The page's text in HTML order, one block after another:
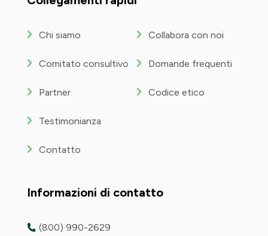
Chi siamo
Comitato consultivo
Partner
Testimonianza
Contatto
Collabora con noi
Domande frequenti
Codice etico
Informazioni di contatto
(800) 990-2629